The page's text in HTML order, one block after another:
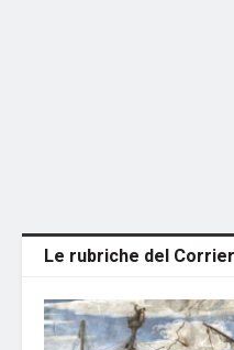
Le rubriche del